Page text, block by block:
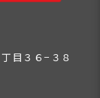
目３６−３８